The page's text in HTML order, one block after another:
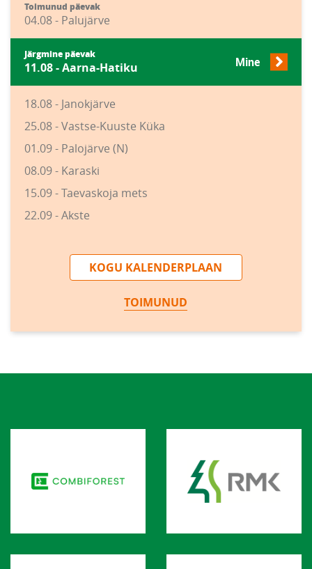
Toimunud päevak
04.08 - Palujärve
Järgmine päevak
11.08 - Aarna-Hatiku Mine
18.08 - Janokjärve
25.08 - Vastse-Kuuste Küka
01.09 - Palojärve (N)
08.09 - Karaski
15.09 - Taevaskoja mets
22.09 - Akste
KOGU KALENDERPLAAN
TOIMUNUD